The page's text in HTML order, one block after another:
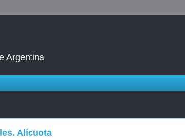
Argentina
Alícuota